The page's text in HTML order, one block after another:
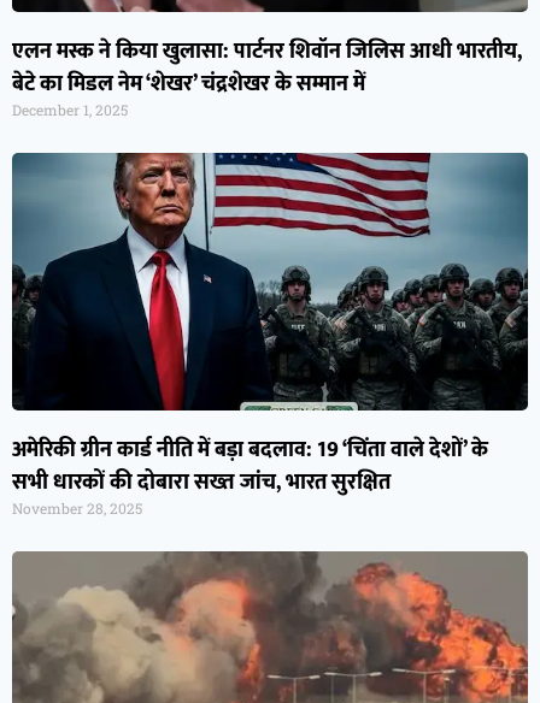
एलन मस्क ने किया खुलासा: पार्टनर शिवॉन जिलिस आधी भारतीय,
बेटे का मिडल नेम ‘शेखर’ चंद्रशेखर के सम्मान में
December 1, 2025
अमेरिकी ग्रीन कार्ड नीति में बड़ा बदलाव: 19 ‘चिंता वाले देशों’ के
सभी धारकों की दोबारा सख्त जांच, भारत सुरक्षित
November 28, 2025